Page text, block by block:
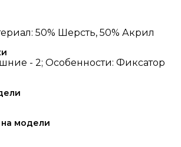
50% Шерсть, 50% Акрил
- 2; Особенности: Фиксатор
модели